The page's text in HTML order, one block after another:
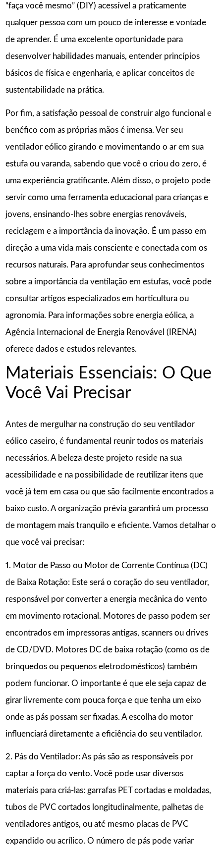
“faça você mesmo” (DIY) acessível a praticamente
qualquer pessoa com um pouco de interesse e vontade
de aprender. É uma excelente oportunidade para
desenvolver habilidades manuais, entender princípios
básicos de física e engenharia, e aplicar conceitos de
sustentabilidade na prática.
Por fim, a satisfação pessoal de construir algo funcional e
benéfico com as próprias mãos é imensa. Ver seu
ventilador eólico girando e movimentando o ar em sua
estufa ou varanda, sabendo que você o criou do zero, é
uma experiência gratificante. Além disso, o projeto pode
servir como uma ferramenta educacional para crianças e
jovens, ensinando-lhes sobre energias renováveis,
reciclagem e a importância da inovação. É um passo em
direção a uma vida mais consciente e conectada com os
recursos naturais. Para aprofundar seus conhecimentos
sobre a importância da ventilação em estufas, você pode
consultar artigos especializados em horticultura ou
agronomia. Para informações sobre energia eólica, a
Agência Internacional de Energia Renovável (IRENA)
oferece dados e estudos relevantes.
Materiais Essenciais: O Que
Você Vai Precisar
Antes de mergulhar na construção do seu ventilador
eólico caseiro, é fundamental reunir todos os materiais
necessários. A beleza deste projeto reside na sua
acessibilidade e na possibilidade de reutilizar itens que
você já tem em casa ou que são facilmente encontrados a
baixo custo. A organização prévia garantirá um processo
de montagem mais tranquilo e eficiente. Vamos detalhar o
que você vai precisar:
1. Motor de Passo ou Motor de Corrente Contínua (DC)
de Baixa Rotação: Este será o coração do seu ventilador,
responsável por converter a energia mecânica do vento
em movimento rotacional. Motores de passo podem ser
encontrados em impressoras antigas, scanners ou drives
de CD/DVD. Motores DC de baixa rotação (como os de
brinquedos ou pequenos eletrodomésticos) também
podem funcionar. O importante é que ele seja capaz de
girar livremente com pouca força e que tenha um eixo
onde as pás possam ser fixadas. A escolha do motor
influenciará diretamente a eficiência do seu ventilador.
2. Pás do Ventilador: As pás são as responsáveis por
captar a força do vento. Você pode usar diversos
materiais para criá-las: garrafas PET cortadas e moldadas,
tubos de PVC cortados longitudinalmente, palhetas de
ventiladores antigos, ou até mesmo placas de PVC
expandido ou acrílico. O número de pás pode variar